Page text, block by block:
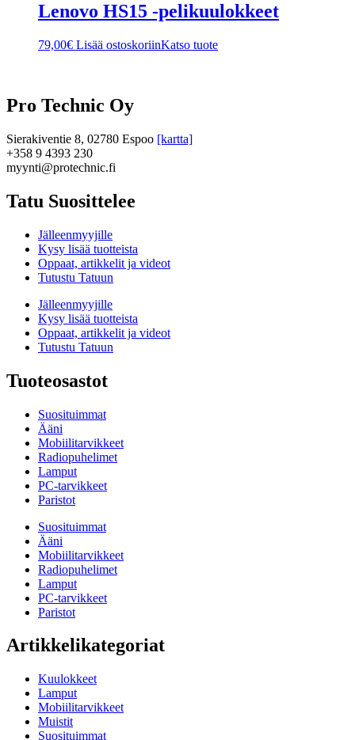
Lenovo HS15 -pelikuulokkeet
79,00€ Lisää ostoskoriinKatso tuote
Pro Technic Oy
Sierakiventie 8, 02780 Espoo [kartta]
+358 9 4393 230
myynti@protechnic.fi
Tatu Suosittelee
Jälleenmyyjille
Kysy lisää tuotteista
Oppaat, artikkelit ja videot
Tutustu Tatuun
Jälleenmyyjille
Kysy lisää tuotteista
Oppaat, artikkelit ja videot
Tutustu Tatuun
Tuoteosastot
Suosituimmat
Ääni
Mobiilitarvikkeet
Radiopuhelimet
Lamput
PC-tarvikkeet
Paristot
Suosituimmat
Ääni
Mobiilitarvikkeet
Radiopuhelimet
Lamput
PC-tarvikkeet
Paristot
Artikkelikategoriat
Kuulokkeet
Lamput
Mobiilitarvikkeet
Muistit
Suosituimmat